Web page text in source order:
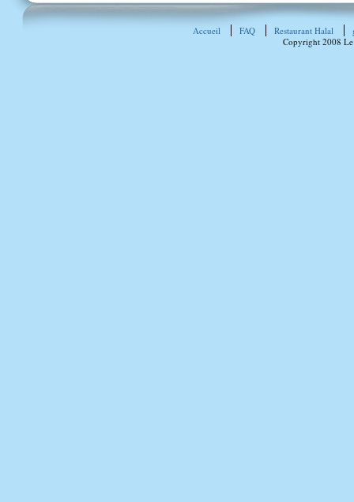
Accueil FAQ Restaurant Halal
Copyright 2008